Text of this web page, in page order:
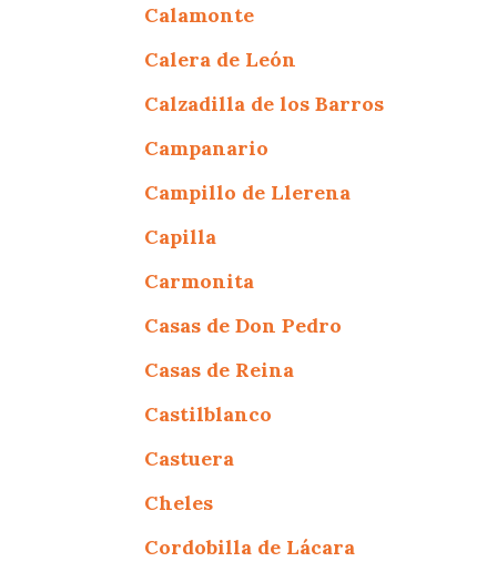
Calamonte
Calera de León
Calzadilla de los Barros
Campanario
Campillo de Llerena
Capilla
Carmonita
Casas de Don Pedro
Casas de Reina
Castilblanco
Castuera
Cheles
Cordobilla de Lácara